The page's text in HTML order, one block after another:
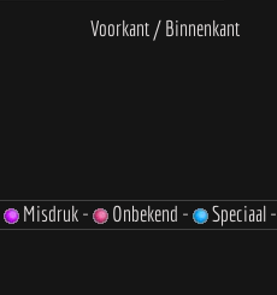
Misdruk - Onbekend - Speciaal -